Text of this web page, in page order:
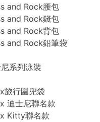
and Rock腰包
and Rock錢包
and Rock背包
and Rock鉛筆袋
系列泳裝
旅行圍兜袋
迪士尼聯名款
Kitty聯名款